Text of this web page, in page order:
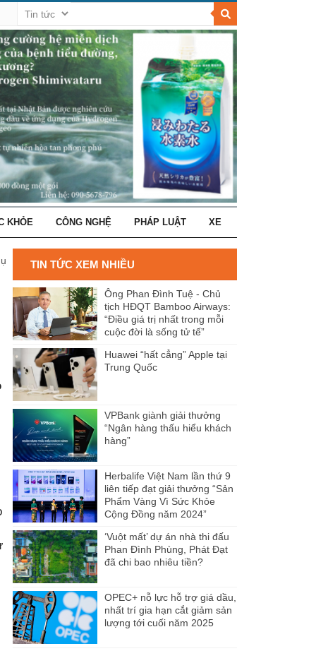
KHỎE CÔNG NGHỆ PHÁP LUẬT XE
vật vì thế hệ tương lai
TIN TỨC XEM NHIỀU
Ông Phan Đình Tuệ - Chủ
tịch HĐQT Bamboo Airways:
“Điều giá trị nhất trong mỗi
cuộc đời là sống tử tế”
Huawei “hất cẳng” Apple tại
Trung Quốc
VPBank giành giải thưởng
“Ngân hàng thấu hiểu khách
hàng”
Herbalife Việt Nam lần thứ 9
liên tiếp đạt giải thưởng “Sản
Phẩm Vàng Vì Sức Khỏe
Cộng Đồng năm 2024”
‘Vuột mất’ dự án nhà thi đấu
Phan Đình Phùng, Phát Đạt
đã chi bao nhiêu tiền?
OPEC+ nỗ lực hỗ trợ giá dầu,
nhất trí gia hạn cắt giảm sản
lượng tới cuối năm 2025